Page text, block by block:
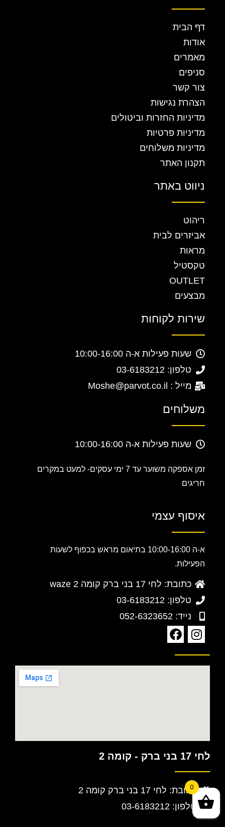
דף הבית
אודות
מאמרים
סניפים
צור קשר
הצהרת נגישות
מדיניות החזרות וביטולים
מדיניות פרטיות
מדיניות משלוחים
תקנון האתר
ניווט באתר
ריהוט
אביזרים לבית
מראות
טקסטיל
OUTLET
מבצעים
שירות לקוחות
שעות פעילות א-ה 10:00-16:00
טלפון: 03-6183212
מייל : Moshe@parvot.co.il
משלוחים
שעות פעילות א-ה 10:00-16:00
זמן אספקה משוער עד 7 ימי עסקים-
למעט במקרים
חריגים
איסוף עצמי
א-ה 10:00-16:00 בתיאום מראש בכפוף לשעות
הפעילות.
כתובת: לחי 17 בני ברק קומה 2 waze
טלפון: 03-6183212
נייד: 052-6323652
לחי 17 בני ברק - קומה 2
כתובת: לחי 17 בני ברק קומה 2
טלפון: 03-6183212
0